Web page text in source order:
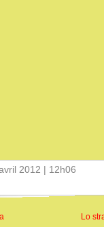
2012 | 12h06
Lo